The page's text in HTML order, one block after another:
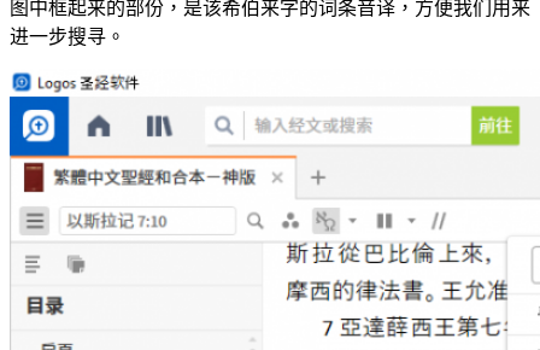
图中框起来的部份，是该希伯来字的词条音译，方便我们用来
进一步搜寻。